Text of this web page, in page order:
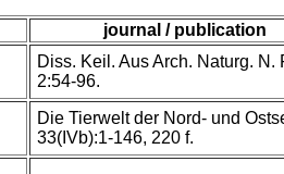
journal / publication
Diss. Keil. Aus Arch. Naturg. N.
2:54-96.
Die Tierwelt der Nord- und
33(IVb):1-146, 220 f.